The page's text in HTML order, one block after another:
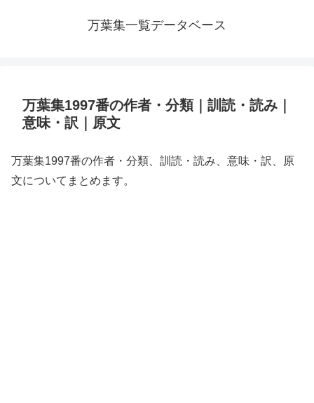
万葉集一覧データベース
万葉集1997番の作者・分類｜訓読・読み｜
意味・訳｜原文
万葉集1997番の作者・分類、訓読・読み、意味・訳、原
文についてまとめます。